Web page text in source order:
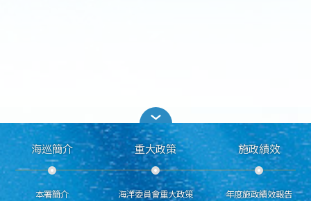
海巡簡介
本署簡介
重大政策
海洋委員會重大政策
施政績效
年度施政績效報告